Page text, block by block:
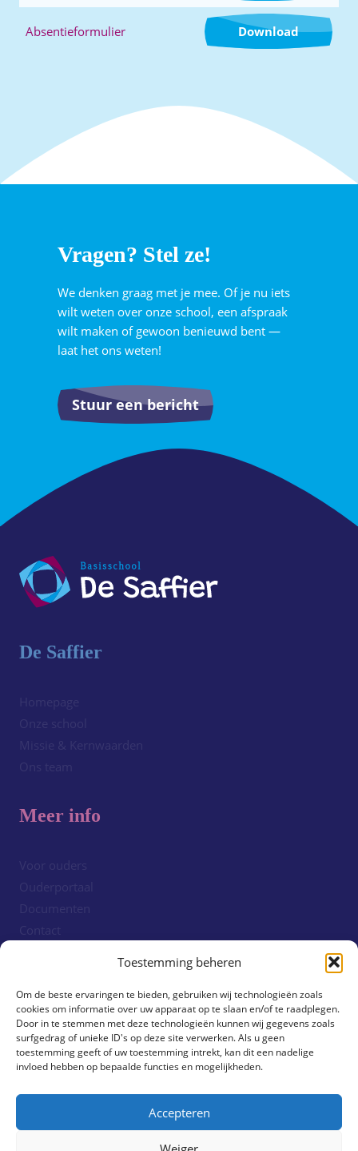
Toestemming beheren
Om de beste ervaringen te bieden, gebruiken wij technologieën zoals
cookies om informatie over uw apparaat op te slaan en/of te raadplegen.
Door in te stemmen met deze technologieën kunnen wij gegevens zoals
surfgedrag of unieke ID's op deze site verwerken. Als u geen
toestemming geeft of uw toestemming intrekt, kan dit een nadelige
invloed hebben op bepaalde functies en mogelijkheden.
Accepteren
Absentieformulier Download
Vragen? Stel ze!
We denken graag met je mee. Of je nu iets
wilt weten over onze school, een afspraak
wilt maken of gewoon benieuwd bent —
laat het ons weten!
Stuur een bericht
De Saffier
Homepage
Onze school
Missie & Kernwaarden
Meer info
Voor ouders
Ouderportaal
Documenten
Contact
Volg ons!